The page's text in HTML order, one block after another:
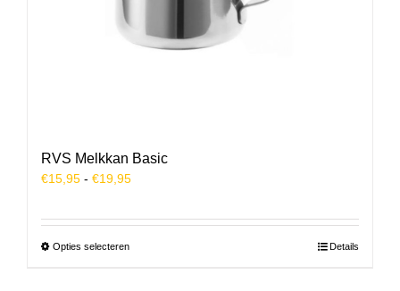
RVS Melkkan Basic
€15,95 - €19,95Prijsklasse:
Opties selecterenDit
Details